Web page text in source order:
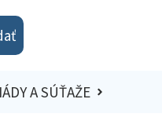
A SÚŤAŽE